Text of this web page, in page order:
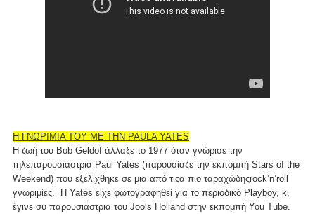
Η ΓΝΩΡΙΜΙΑ ΤΟΥ ΜΕ ΤΗΝ PAULA YATES
Η ζωή του Bob Geldof άλλαξε το 1977 όταν γνώρισε την
τηλεπαρουσιάστρια Paul Yates (παρουσίαζε την εκπομπή Stars of the
Weekend) που εξελίχθηκε σε μια από τιςα πιο ταραχώδηςrock’n’roll
γνωριμίες. Η Yates είχε φωτογραφηθεί για το περιοδικό Playboy, κι
έγινε συ παρουσιάστρια του Jools Holland στην εκπομπή You Tube.